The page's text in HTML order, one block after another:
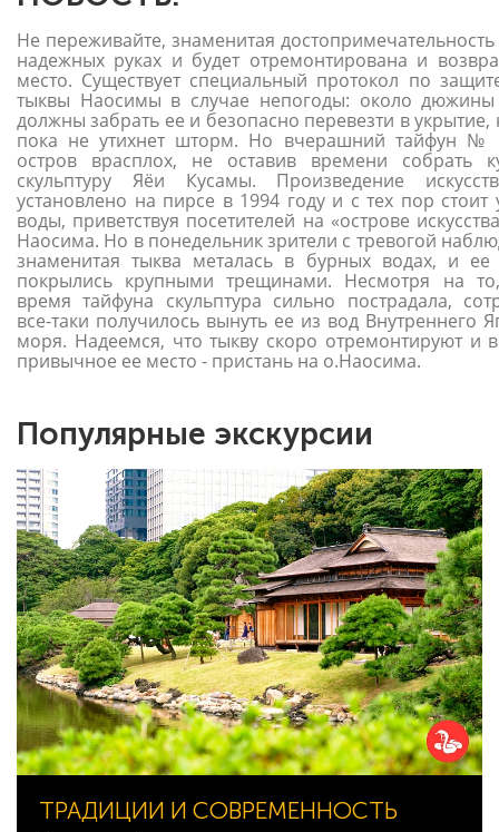
Не переживайте, знаменитая
надежных руках и будет отремонтирована и
место. Существует специальный протокол по
тыквы Наосимы в случае непогоды: около дюжины
должны забрать ее и безопасно перевезти в укрытие,
пока не утихнет шторм. Но вчерашний тайфун №
остров врасплох, не оставив времени собрать
скульптуру Яёи Кусамы. Произведение
установлено на пирсе в 1994 году и с тех пор стоит
воды, приветствуя посетителей на «острове
Наосима. Но в понедельник зрители с тревогой
знаменитая тыква металась в бурных водах, и ее
покрылись крупными трещинами. Несмотря на
время тайфуна скульптура сильно пострадала,
все-таки получилось вынуть ее из вод Внутреннего
моря. Надеемся, что тыкву скоро отремонтируют и
привычное ее место - пристань на о.Наосима.
Популярные экскурсии
ТРАДИЦИИ И СОВРЕМЕННОСТЬ